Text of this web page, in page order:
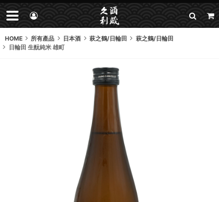
HOME 所有產品 日本酒 萩之鶴/日輪田
萩之鶴/日輪田
日輪田 生酛純米 雄町